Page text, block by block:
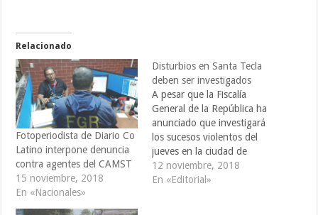
Relacionado
Fotoperiodista de Diario Co
Latino interpone denuncia
contra agentes del CAMST
15 noviembre, 2018
En «Nacionales»
Disturbios en Santa Tecla
deben ser investigados
A pesar que la Fiscalía
General de la República ha
anunciado que investigará
los sucesos violentos del
jueves en la ciudad de
Santa Tecla, entre
vendedores, supuestos
12 noviembre, 2018
En «Editorial»